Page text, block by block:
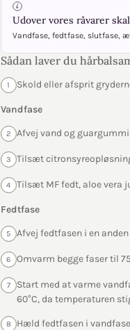
Udover vores råvarer
Vandfase, fedtfase, slutfase,
Sådan laver du
1 Skold eller afsprit
Vandfase
2 Afvej vand og
3 Tilsæt
4 Tilsæt MF fedt, aloe vera
Fedtfase
5 Afvej fedtfasen i en
6 Omvarm begge faser til
7
Start med at varme
60°C, da temperaturen
8
Hæld fedtfasen i